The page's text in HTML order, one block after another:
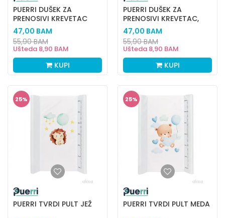
PUERRI DUŠEK ZA
PRENOSIVI KREVETAC
,GREY
47,00 BAM
Ušteda 8,90 BAM
55,90BAM
KUPI
PUERRI DUŠEK ZA
PRENOSIVI KREVETAC,
ANIMAL
47,00 BAM
Ušteda 8,90 BAM
55,90BAM
KUPI
25%
PUERRI TVRDI PULT JEŽ
25%
PUERRI TVRDI PULT MEDA